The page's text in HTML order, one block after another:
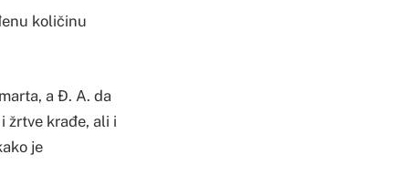
količinu
a Đ. A. da
žrtve krađe, ali i
je